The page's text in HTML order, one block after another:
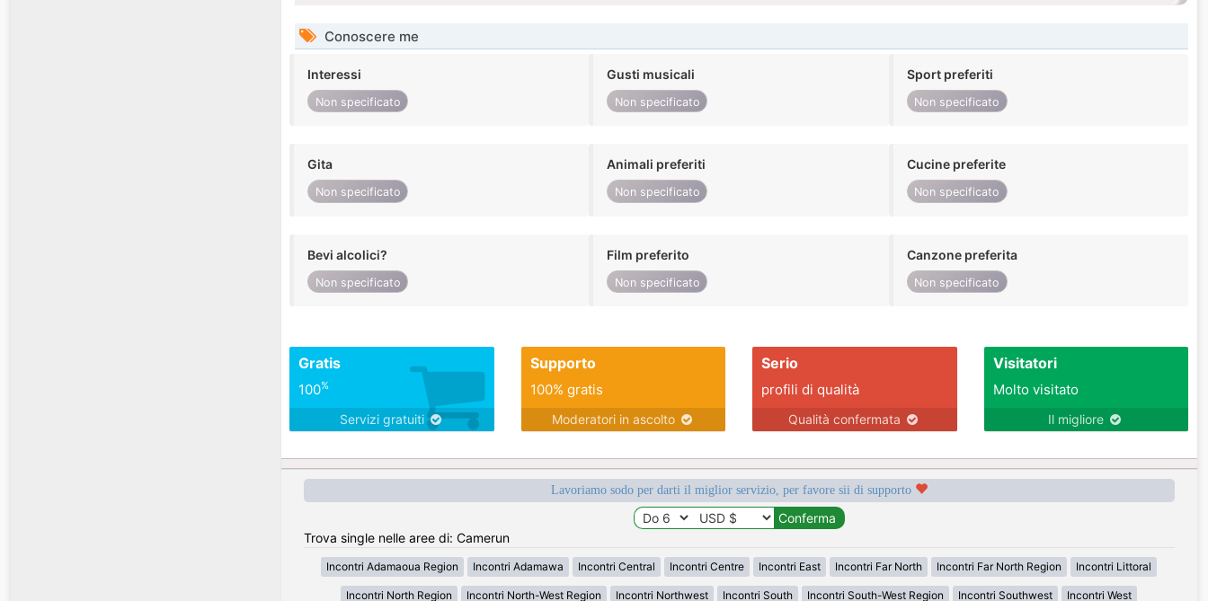
Conoscere me
Interessi
Non specificato
Gusti musicali
Non specificato
Sport preferiti
Non specificato
Gita
Non specificato
Animali preferiti
Non specificato
Cucine preferite
Non specificato
Bevi alcolici?
Non specificato
Film preferito
Non specificato
Canzone preferita
Non specificato
Gratis
100%
Servizi gratuiti
Supporto
100% gratis
Moderatori in ascolto
Serio
profili di qualità
Qualità confermata
Visitatori
Molto visitato
Il migliore
Lavoriamo sodo per darti il miglior servizio, per favore sii di supporto
Trova single nelle aree di: Camerun
Incontri Adamaoua Region Incontri Adamawa Incontri Central Incontri Centre Incontri East Incontri Far North Incontri Far North Region Incontri Littoral
Incontri North Region Incontri North-West Region Incontri Northwest Incontri South Incontri South-West Region Incontri Southwest Incontri West